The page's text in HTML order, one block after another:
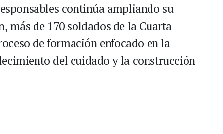
continúa ampliando su
más de 170 soldados de la Cuarta
de formación enfocado en la
del cuidado y la construcción